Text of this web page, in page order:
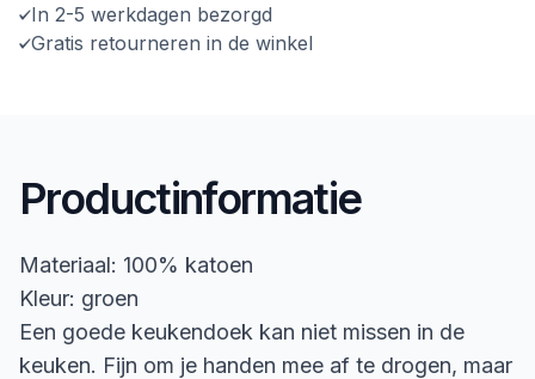
In 2-5 werkdagen bezorgd
Gratis retourneren in de winkel
Productinformatie
Materiaal: 100% katoen
Kleur: groen
Een goede keukendoek kan niet missen in de
keuken. Fijn om je handen mee af te drogen, maar